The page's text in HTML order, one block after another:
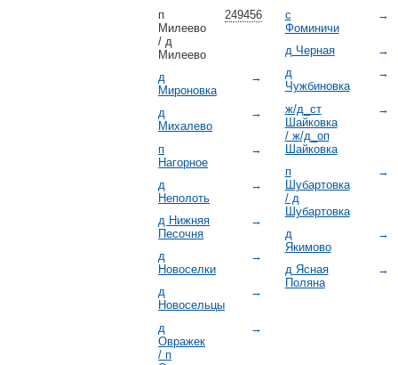
249456
п
Милеево
/ д
Милеево
→
д
Мироновка
→
д
Михалево
→
п
Нагорное
→
д
Неполоть
→
д Нижняя
Песочня
→
д
Новоселки
→
д
Новосельцы
→
д
Овражек
/ п
→
с
Фоминичи
→
д Черная
→
д
Чужбиновка
→
ж/д_ст
Шайковка
/ ж/д_оп
Шайковка
→
п
Шубартовка
/ д
Шубартовка
→
д
Якимово
→
д Ясная
Поляна